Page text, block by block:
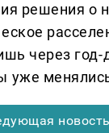
решения о
через год-
уже